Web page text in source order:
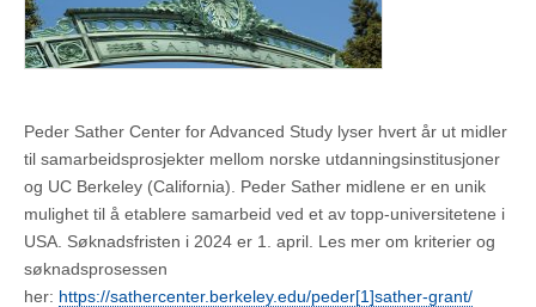
Peder Sather Center for Advanced Study lyser hvert år ut midler
til samarbeidsprosjekter mellom norske utdanningsinstitusjoner
og UC Berkeley (California). Peder Sather midlene er en unik
mulighet til å etablere samarbeid ved et av topp-universitetene i
USA. Søknadsfristen i 2024 er 1. april. Les mer om kriterier og
søknadsprosessen
her: https://sathercenter.berkeley.edu/peder[1]sather-grant/